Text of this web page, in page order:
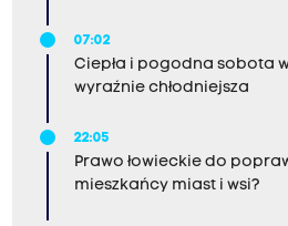
07:02
Ciepła i pogodna sobota
wyraźnie chłodniejsza
22:05
Prawo łowieckie do
mieszkańcy miast i wsi?